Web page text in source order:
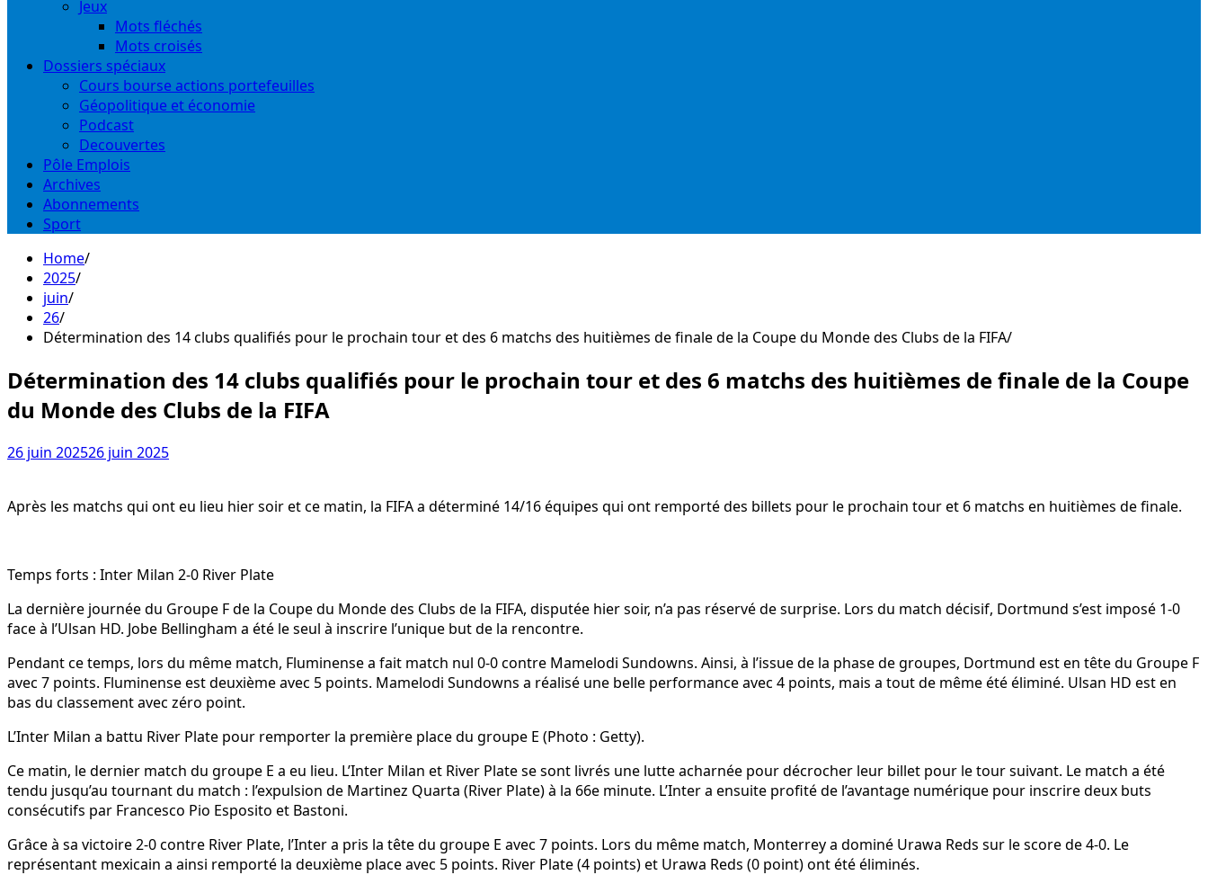
Jeux
Mots fléchés
Mots croisés
Dossiers spéciaux
Cours bourse actions portefeuilles
Géopolitique et économie
Podcast
Decouvertes
Pôle Emplois
Archives
Abonnements
Sport
Home
2025
juin
26
Détermination des 14 clubs qualifiés pour le prochain tour et des 6 matchs des huitièmes de finale de la Coupe du Monde des Clubs de la FIFA
Détermination des 14 clubs qualifiés pour le prochain tour et des 6 matchs des huitièmes de finale de la Coupe
du Monde des Clubs de la FIFA
26 juin 202526 juin 2025
Après les matchs qui ont eu lieu hier soir et ce matin, la FIFA a déterminé 14/16 équipes qui ont remporté des billets pour le prochain tour et 6 matchs en huitièmes de finale.
Temps forts : Inter Milan 2-0 River Plate
La dernière journée du Groupe F de la Coupe du Monde des Clubs de la FIFA, disputée hier soir, n’a pas réservé de surprise. Lors du match décisif, Dortmund s’est imposé 1-0
face à l’Ulsan HD. Jobe Bellingham a été le seul à inscrire l’unique but de la rencontre.
Pendant ce temps, lors du même match, Fluminense a fait match nul 0-0 contre Mamelodi Sundowns. Ainsi, à l’issue de la phase de groupes, Dortmund est en tête du Groupe F
avec 7 points. Fluminense est deuxième avec 5 points. Mamelodi Sundowns a réalisé une belle performance avec 4 points, mais a tout de même été éliminé. Ulsan HD est en
bas du classement avec zéro point.
L’Inter Milan a battu River Plate pour remporter la première place du groupe E (Photo : Getty).
Ce matin, le dernier match du groupe E a eu lieu. L’Inter Milan et River Plate se sont livrés une lutte acharnée pour décrocher leur billet pour le tour suivant. Le match a été
tendu jusqu’au tournant du match : l’expulsion de Martinez Quarta (River Plate) à la 66e minute. L’Inter a ensuite profité de l’avantage numérique pour inscrire deux buts
consécutifs par Francesco Pio Esposito et Bastoni.
Grâce à sa victoire 2-0 contre River Plate, l’Inter a pris la tête du groupe E avec 7 points. Lors du même match, Monterrey a dominé Urawa Reds sur le score de 4-0. Le
représentant mexicain a ainsi remporté la deuxième place avec 5 points. River Plate (4 points) et Urawa Reds (0 point) ont été éliminés.